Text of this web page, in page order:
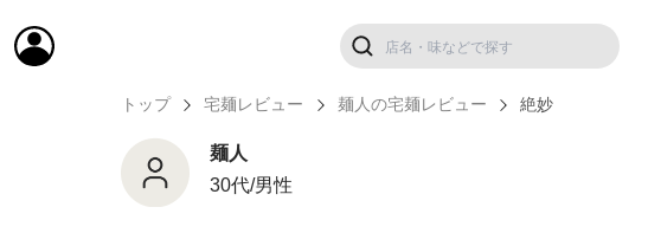
トップ 宅麺レビュー 麺人の宅麺レビュー 絶妙
麺人
30代/男性